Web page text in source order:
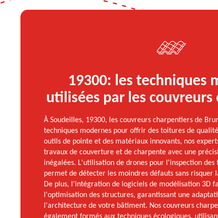
19300: les techniques
utilisées par les couvreurs
À Soudeilles, 19300, les couvreurs charpentiers de
techniques modernes pour offrir des toitures de
outils de pointe et des matériaux innovants, nos
travaux de couverture et de charpente avec une
inégalées. L'utilisation de drones pour l'inspection des
permet de détecter les moindres défauts sans risquer
De plus, l'intégration de logiciels de modélisation 3D
l'optimisation des structures, garantissant une
l'architecture de votre bâtiment. Nos couvreurs